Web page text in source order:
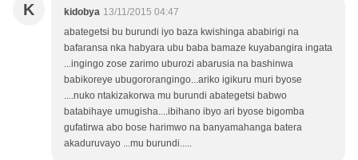
K kidobya 13/11/2015 04:47
abategetsi bu burundi iyo baza kwishinga ababirigi na
bafaransa nka habyara ubu baba bamaze kuyabangira ingata
...ingingo zose zarimo uburozi abarusia na bashinwa
babikoreye ubugororangingo...ariko igikuru muri byose
....nuko ntakizakorwa mu burundi abategetsi babwo
batabihaye umugisha....ibihano ibyo ari byose bigomba
gufatirwa abo bose harimwo na banyamahanga batera
akaduruvayo ...mu burundi.....